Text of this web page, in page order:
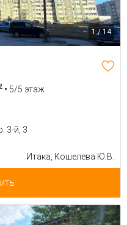
1 / 14
• 5/5 этаж
3-й, 3
Итака, Кошелева Ю.В.